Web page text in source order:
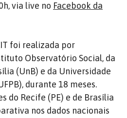
via live no Facebook da
foi realizada por
Observatório Social, da
(UnB) e da Universidade
durante 18 meses.
do Recife (PE) e de Brasília
nos dados nacionais